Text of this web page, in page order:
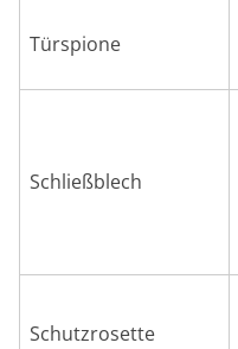
Türspione
Schließblech
Schutzrosette